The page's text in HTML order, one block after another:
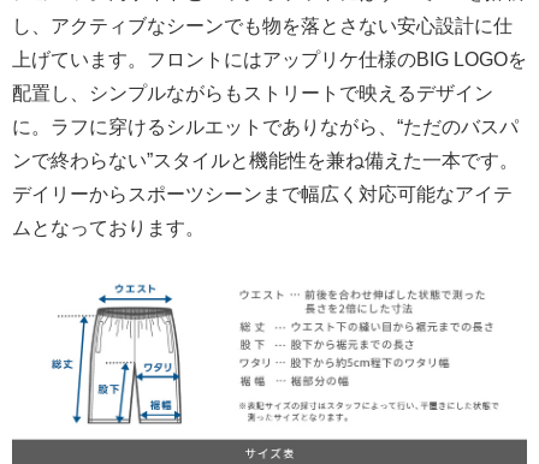
し、アクティブなシーンでも物を落とさない安心設計に仕
上げています。フロントにはアップリケ仕様のBIG LOGOを
配置し、シンプルながらもストリートで映えるデザイン
に。ラフに穿けるシルエットでありながら、“ただのバスパ
ンで終わらない”スタイルと機能性を兼ね備えた一本です。
デイリーからスポーツシーンまで幅広く対応可能なアイテ
ムとなっております。